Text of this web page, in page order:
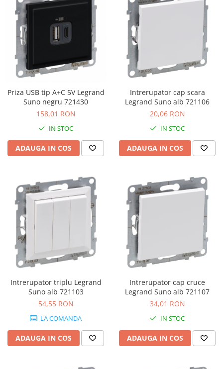
Priza USB tip A+C 5V Legrand
Suno negru 721430
158,01 RON
IN STOC
ADAUGA IN COS
Intrerupator cap scara
Legrand Suno alb 721106
20,06 RON
IN STOC
ADAUGA IN COS
Intrerupator triplu Legrand
Suno alb 721103
54,55 RON
LA COMANDA
ADAUGA IN COS
Intrerupator cap cruce
Legrand Suno alb 721107
34,01 RON
IN STOC
ADAUGA IN COS